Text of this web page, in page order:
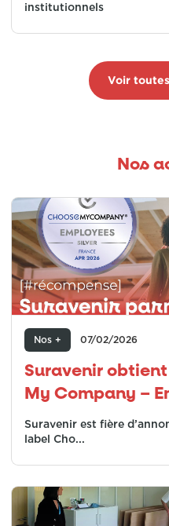
institutionnels
Voir
Nos
Nos + 07/02/2026
Suravenir
My Company –
Suravenir est fière
label Cho...